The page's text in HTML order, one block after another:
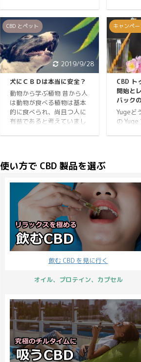
本日2022年11月24日
（金）今日だけ限定です！
イベント情報はこちらでご
確認ください。 ブラックフ
ライデーとは アメリカの祝
日である感謝祭（11月の第
4木曜日）の翌日金曜日の
こと。アメリカの小売業界
で最大規模のセールとな
り、年末商戦の幕開けを告
げるイベント。多くの企業
や商店が大型商戦をしか
け、黒字になるという解釈
CBD 元
では数
CBD メ
ースす
大いに
す。
えると
とって
ね。 何
くの悩
いくこ
こで重
ないい
CBD とペット
2019/9/28
犬にＣＢＤは本当に安全？
動物から学ぶ植物 昔から人
は動物が食べる植物は基本
的に食べられ、尚且つ人に
有益であると考えていまし
能的に受け入れてきまし
ユルヴェーダの古典『チャ
ラカ サムヒター』には、
ヒマラヤの腐植土シラジッ
ト【フルボ酸】で効果の出
ない病はないと記載があり
ますが、それは野生の猿が
岩場のシラジットを摂取し
ているのを見た人間がシラ
ジットが身体に良いという
し、未だにシラジットは人
キャンペ
CBD ト
開始と
バック
Yugeど
の Yuge
を獲得
コアを
ってい
に届い
ている
しょう
日に購
とはメ
感じが
使い方で CBD 製品を選ぶ
飲む CBD を見に行く
オイル、プロテイン、カプセル